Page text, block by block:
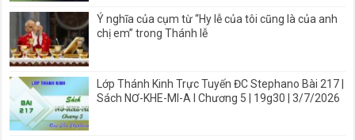
Ý nghĩa của cụm từ “Hy lễ của tôi cũng là của anh
chị em” trong Thánh lễ
Lớp Thánh Kinh Trực Tuyến ĐC Stephano Bài 217 |
Sách NƠ-KHE-MI-A I Chương 5 | 19g30 | 3/7/2026